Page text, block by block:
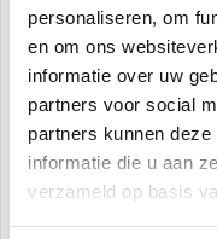
personaliseren, om
en om ons
informatie over uw
partners voor social
partners kunnen
informatie die u aan
verzameld op basis
Leerdam glaskunst - Ondrej
Novotny
Exclusief glaskunst object